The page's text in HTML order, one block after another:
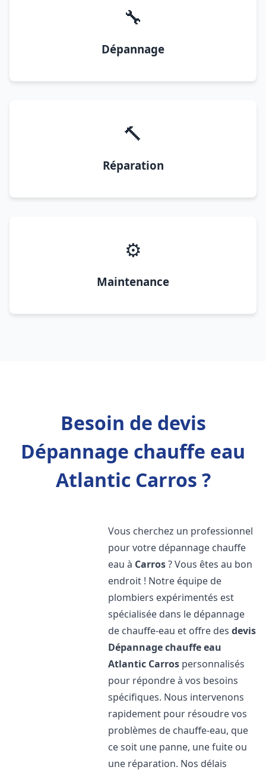
🔧
Dépannage
🔨
Réparation
⚙️
Maintenance
Besoin de devis
Dépannage chauffe eau
Atlantic Carros ?
Vous cherchez un professionnel
pour votre dépannage chauffe
eau à Carros? Vous êtes au bon
endroit ! Notre équipe de
plombiers expérimentés est
spécialisée dans le dépannage
de chauffe-eau et offre desdevis
Dépannage chauffe eau
Atlantic Carros personnalisés
pour répondre à vos besoins
spécifiques. Nous intervenons
rapidement pour résoudre vos
problèmes de chauffe-eau, que
ce soit une panne, une fuite ou
une réparation. Nos délais